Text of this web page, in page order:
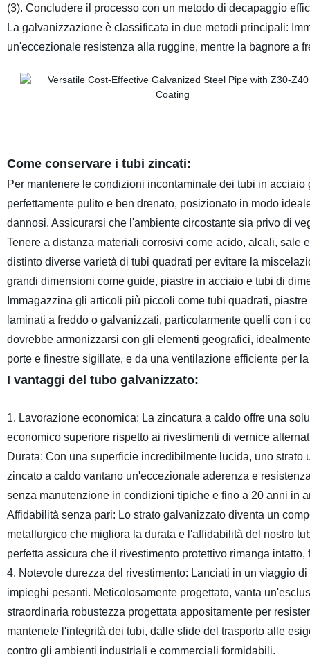
(3). Concludere il processo con un metodo di decapaggio
La galvanizzazione è classificata in due metodi principali:
un'eccezionale resistenza alla ruggine, mentre la bagnore a
Come conservare i tubi zincati:
Per mantenere le condizioni incontaminate dei tubi in
perfettamente pulito e ben drenato, posizionato in modo
dannosi. Assicurarsi che l'ambiente circostante sia privo di
Tenere a distanza materiali corrosivi come acido, alcali,
distinto diverse varietà di tubi quadrati per evitare la
grandi dimensioni come guide, piastre in acciaio e tubi di
Immagazzina gli articoli più piccoli come tubi quadrati,
laminati a freddo o galvanizzati, particolarmente quelli con i
dovrebbe armonizzarsi con gli elementi geografici,
porte e finestre sigillate, e da una ventilazione efficiente per
I vantaggi del tubo galvanizzato:
1. Lavorazione economica: La zincatura a caldo offre una
economico superiore rispetto ai rivestimenti di vernice
Durata: Con una superficie incredibilmente lucida, uno
zincato a caldo vantano un'eccezionale aderenza e
senza manutenzione in condizioni tipiche e fino a 20 anni in
Affidabilità senza pari: Lo strato galvanizzato diventa un
metallurgico che migliora la durata e l'affidabilità del nostro
perfetta assicura che il rivestimento protettivo rimanga
4. Notevole durezza del rivestimento: Lanciati in un viaggio
impieghi pesanti. Meticolosamente progettato, vanta
straordinaria robustezza progettata appositamente per
mantenete l'integrità dei tubi, dalle sfide del trasporto alle
contro gli ambienti industriali e commerciali formidabili.